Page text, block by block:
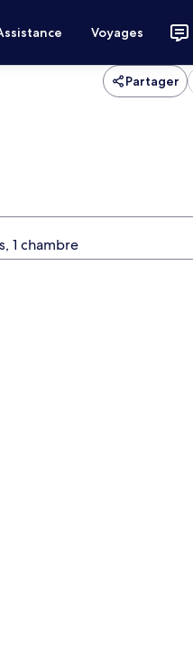
Voyages
Partager